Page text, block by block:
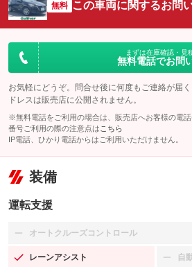
無料 この車両に関するお問
まずは在庫確認・見
無料電話でお問
お気軽にどうぞ。問合せ後に何度もご連絡が届
ドレスは販売店に公開されません。
※無料電話をご利用の場合は、販売店へお客様の電
番号ご利用の際の注意点は こちら
IP電話、ひかり電話からはご利用いただけません。
装備
運転支援
オートクルーズコントロール
：装備なし
レーンアシスト
：装備あり 自
：